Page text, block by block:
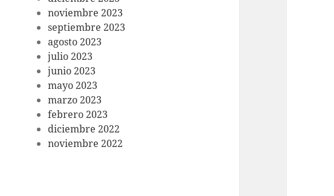
noviembre 2023
septiembre 2023
agosto 2023
julio 2023
junio 2023
mayo 2023
marzo 2023
febrero 2023
diciembre 2022
noviembre 2022